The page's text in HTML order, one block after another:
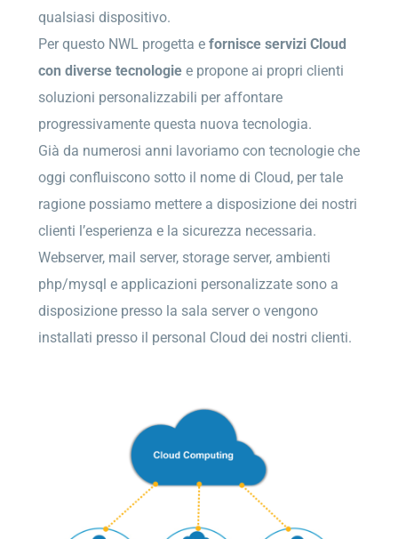
qualsiasi dispositivo.
Per questo NWL progetta e fornisce servizi Cloud
con diverse tecnologiee propone ai propri clienti
soluzioni personalizzabili per affontare
progressivamente questa nuova tecnologia.
Già da numerosi anni lavoriamo con tecnologie che
oggi confluiscono sotto il nome di Cloud, per tale
ragione possiamo mettere a disposizione dei nostri
clienti l’esperienza e la sicurezza necessaria.
Webserver, mail server, storage server, ambienti
php/mysql e applicazioni personalizzate sono a
disposizione presso la sala server o vengono
installati presso il personal Cloud dei nostri clienti.